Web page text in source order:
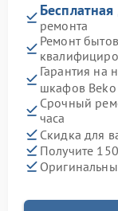
ремонта
Ремонт
Гарантия на
шкафов Beko
Срочный
часа
Скидка для
Получите